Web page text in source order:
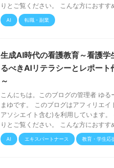
りとご覧ください。 こんな方におすす
AI 転職・副業
生成AI時代の看護教育～看護学
るべきAIリテラシーとレポート
～
こんにちは。このブログの管理者 ゆ
まゆです。 このブログはアフィリエ
アソシエイト含む)を利用しています。
りとご覧ください。 こんな方におすす
AI エキスパートナース 教育・学生応